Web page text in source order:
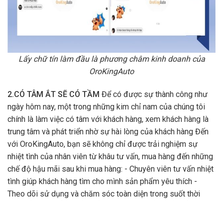
Lấy chữ tín làm đầu là phương châm kinh doanh của
OroKingAuto
2.CÓ TÂM ẮT SẼ CÓ TẦM Để có được sự thành công như
ngày hôm nay, một trong những kim chỉ nam của chúng tôi
chính là làm việc có tâm với khách hàng, xem khách hàng là
trung tâm và phát triển nhờ sự hài lòng của khách hàng Đến
với OroKingAuto, bạn sẽ không chỉ được trải nghiệm sự
nhiệt tình của nhân viên từ khâu tư vấn, mua hàng đến những
chế độ hậu mãi sau khi mua hàng: - Chuyên viên tư vấn nhiệt
tình giúp khách hàng tìm cho mình sản phẩm yêu thích -
Theo dõi sử dụng và chăm sóc toàn diện trong suốt thời